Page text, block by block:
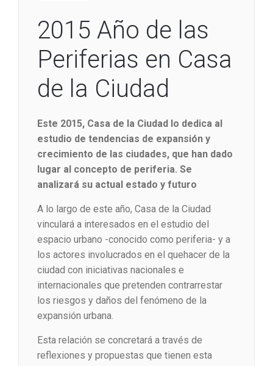
2015 Año de las
Periferias en Casa
de la Ciudad
Este 2015, Casa de la Ciudad lo dedica al
estudio de tendencias de expansión y
crecimiento de las ciudades, que han dado
lugar al concepto de periferia. Se
analizará su actual estado y futuro
A lo largo de este año, Casa de la Ciudad
vinculará a interesados en el estudio del
espacio urbano -conocido como periferia- y a
los actores involucrados en el quehacer de la
ciudad con iniciativas nacionales e
internacionales que pretenden contrarrestar
los riesgos y daños del fenómeno de la
expansión urbana.
Esta relación se concretará a través de
reflexiones y propuestas que tienen esta